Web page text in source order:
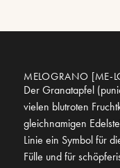
MELOGRANO [ME-
Der Granatapfel
vielen blutroten
gleichnamigen
Linie ein Symbol für
Fülle und für